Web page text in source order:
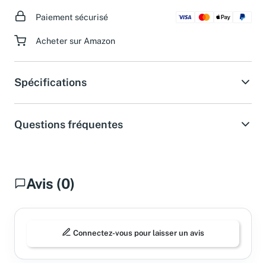
Paiement sécurisé
Acheter sur Amazon
Spécifications
Questions fréquentes
Avis (0)
Connectez-vous pour laisser un avis